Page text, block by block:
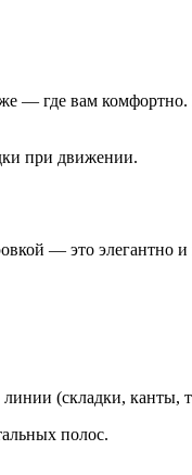
— где вам
при движении.
— это элегантно
(складки, канты,
полос.